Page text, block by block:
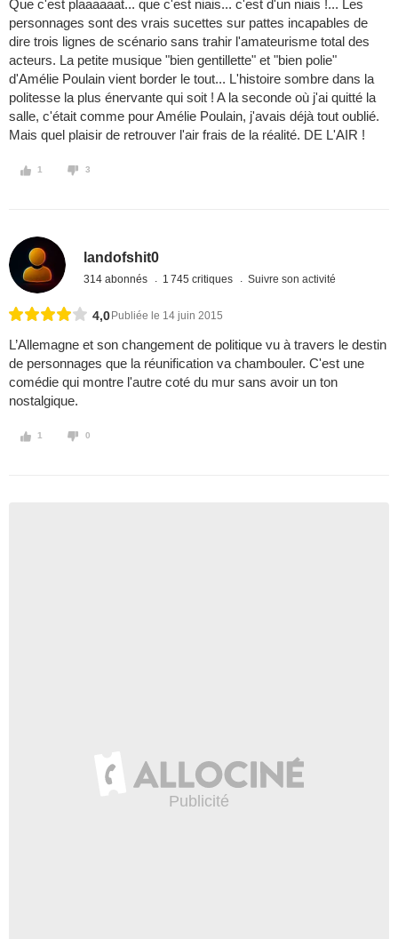
Que c'est plaaaaaat... que c'est niais... c'est d'un niais !... Les
personnages sont des vrais sucettes sur pattes incapables de
dire trois lignes de scénario sans trahir l'amateurisme total des
acteurs. La petite musique "bien gentillette" et "bien polie"
d'Amélie Poulain vient border le tout... L'histoire sombre dans la
politesse la plus énervante qui soit ! A la seconde où j'ai quitté la
salle, c'était comme pour Amélie Poulain, j'avais déjà tout oublié.
Mais quel plaisir de retrouver l'air frais de la réalité. DE L'AIR !
1 3
landofshit0
314 abonnés 1 745 critiques Suivre son activité
4,0 Publiée le 14 juin 2015
L’Allemagne et son changement de politique vu à travers le destin
de personnages que la réunification va chambouler. C'est une
comédie qui montre l'autre coté du mur sans avoir un ton
nostalgique.
1 0